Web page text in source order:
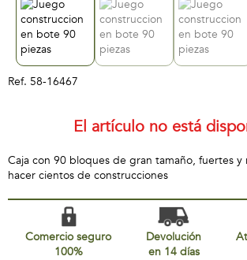
Ref. 58-16467
El artículo no está
Caja con 90 bloques de gran tamaño, fuertes y
hacer cientos de construcciones
Comercio seguro
100%
Devolución
en 14 días